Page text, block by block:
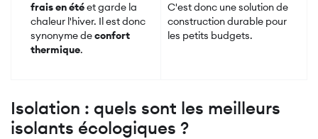
frais en étéet garde la
chaleur l'hiver. Il est donc
synonyme deconfort
thermique.
C'est donc une solution de
construction durable pour
les petits budgets.
Isolation : quels sont les meilleurs
isolants écologiques ?